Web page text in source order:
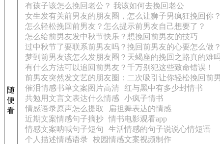
随
便
看
有孩子该怎么挽回老公？ 我该如何去挽回老公
女生发有关前男友的朋友圈，怎么让狮子男疯狂挽回你
怎么轻松挽回前男友？怎么提示前男友自己想要了？
怎么给前男友发中秋节快乐？想挽回前男友的技巧
过中秋节了要联系前男友吗？挽回前男友的心要怎么做
梦到前男友该怎么发朋友圈？天蝎座的挽回之路真的难
有什么方法可以追回前男友？千万别犯这些致命错误！
前男友突然发文艺的朋友圈：二次吸引让你轻松挽回前
催泪情感书单文案图片高清
红与黑中有多少封情书
共勉用文言文表达什么情感
小疯子情书
情感语录原声怎么提取
扁担舞表达的情感
近期文案情感句子摘抄 情书电影观看app
情感文案呐喊句子短句
生活情感的句子说说心情短语
个人描述情感语录
校园情感文案视频制作